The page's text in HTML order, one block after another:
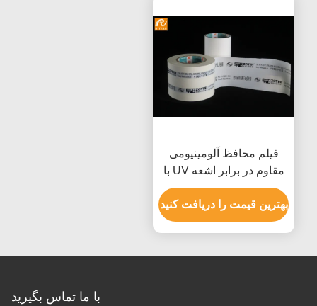
فیلم محافظ آلومینیومی
مقاوم در برابر اشعه UV با
چسب آکریلیک برای حفاظت
از سطح بدون باقی مانده
بهترین قیمت را دریافت کنید
با ما تماس بگیرید